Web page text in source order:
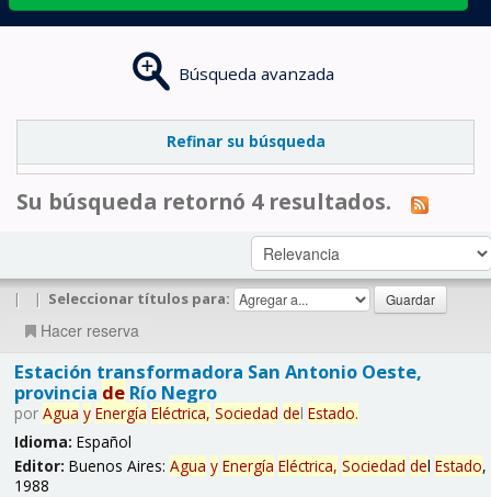
Búsqueda avanzada
Refinar su búsqueda
Su búsqueda retornó 4 resultados.
| | Seleccionar títulos para:
Hacer reserva
Estación transformadora San Antonio Oeste,
provincia deRío Negro
por Agua y Energía Eléctrica, Sociedad del Estado.
Idioma: Español
Editor: Buenos Aires: Agua y Energía Eléctrica, Sociedad del Estado,
1988